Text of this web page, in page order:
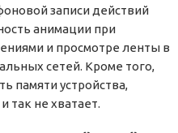
записи действий
анимации при
и просмотре ленты в
сетей. Кроме того,
памяти устройства,
так не хватает.